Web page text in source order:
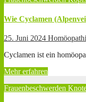
Wie Cyclamen
25. Juni 2024
Cyclamen ist ein
Mehr erfahren
Frauenbeschwerden